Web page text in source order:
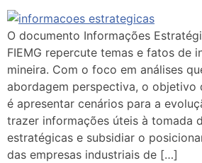
O documento Informações
FIEMG repercute temas e fatos de
mineira. Com o foco em análises
abordagem perspectiva, o objetivo
é apresentar cenários para a
trazer informações úteis à tomada
estratégicas e subsidiar o
das empresas industriais de […]